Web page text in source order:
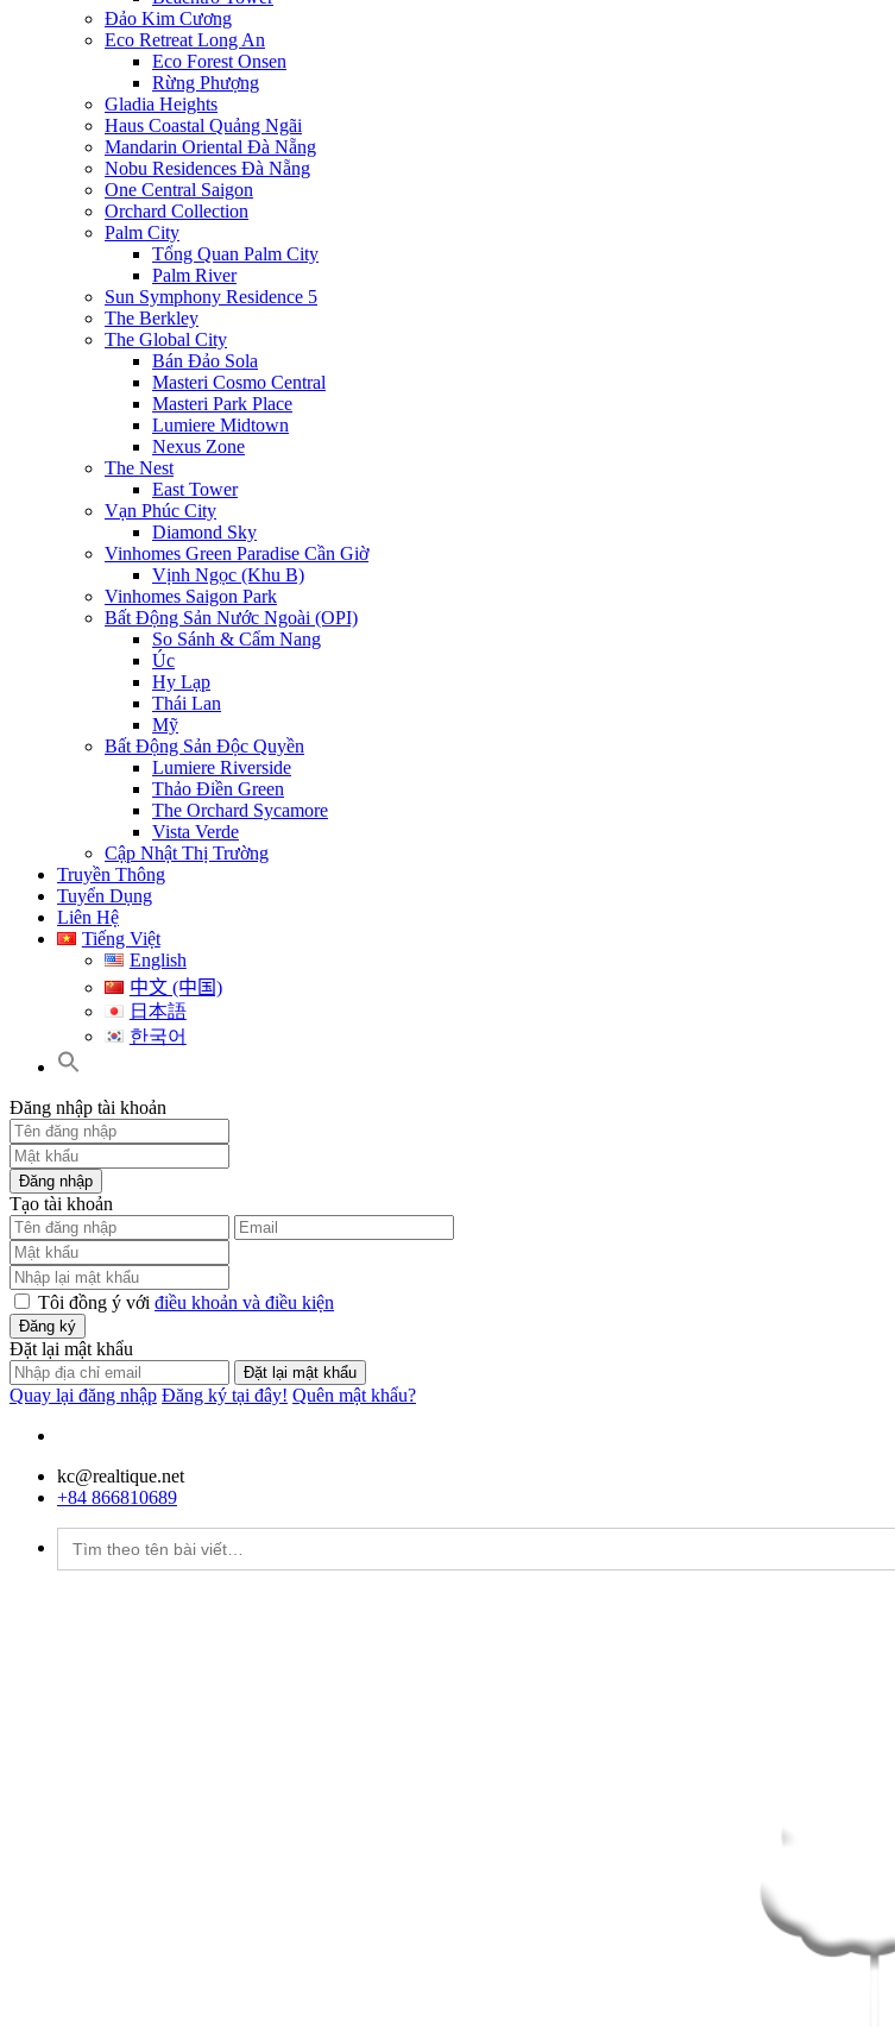
Đảo Kim Cương
Eco Retreat Long An
Eco Forest Onsen
Rừng Phượng
Gladia Heights
Haus Coastal Quảng Ngãi
Mandarin Oriental Đà Nẵng
Nobu Residences Đà Nẵng
One Central Saigon
Orchard Collection
Palm City
Tổng Quan Palm City
Palm River
Sun Symphony Residence 5
The Berkley
The Global City
Bán Đảo Sola
Masteri Cosmo Central
Masteri Park Place
Lumiere Midtown
Nexus Zone
The Nest
East Tower
Vạn Phúc City
Diamond Sky
Vinhomes Green Paradise Cần Giờ
Vịnh Ngọc (Khu B)
Vinhomes Saigon Park
Bất Động Sản Nước Ngoài (OPI)
So Sánh & Cẩm Nang
Úc
Hy Lạp
Thái Lan
Mỹ
Bất Động Sản Độc Quyền
Lumiere Riverside
Thảo Điền Green
The Orchard Sycamore
Vista Verde
Cập Nhật Thị Trường
Truyền Thông
Tuyển Dụng
Liên Hệ
Tiếng Việt
English
中文 (中国)
日本語
한국어
Đăng nhập tài khoản
Đăng nhập
Tạo tài khoản
Tôi đồng ý với điều khoản và điều kiện
Đăng ký
Đặt lại mật khẩu
Đặt lại mật khẩu
Quay lại đăng nhập Đăng ký tại đây! Quên mật khẩu?
kc@realtique.net
+84 866810689
Tìm
kiếm: